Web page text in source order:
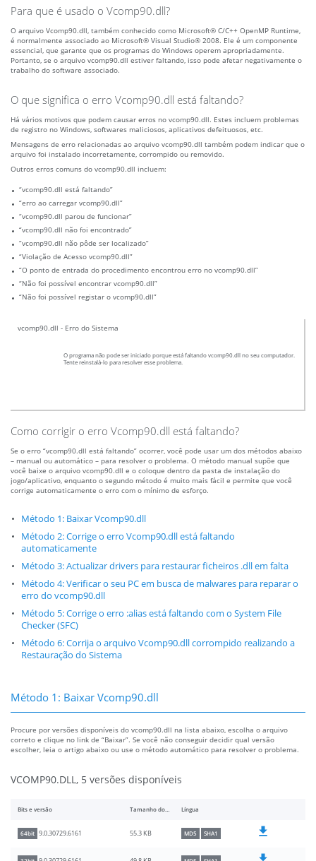
Para que é usado o Vcomp90.dll?
O arquivo Vcomp90.dll, também conhecido como Microsoft® C/C++ OpenMP Runtime,
é normalmente associado ao Microsoft® Visual Studio® 2008. Ele é um componente
essencial, que garante que os programas do Windows operem apropriadamente.
Portanto, se o arquivo vcomp90.dll estiver faltando, isso pode afetar negativamente o
trabalho do software associado.
O que significa o erro Vcomp90.dll está faltando?
Há vários motivos que podem causar erros no vcomp90.dll. Estes incluem problemas
de registro no Windows, softwares maliciosos, aplicativos defeituosos, etc.
Mensagens de erro relacionadas ao arquivo vcomp90.dll também podem indicar que o
arquivo foi instalado incorretamente, corrompido ou removido.
Outros erros comuns do vcomp90.dll incluem:
“vcomp90.dll está faltando”
“erro ao carregar vcomp90.dll”
“vcomp90.dll parou de funcionar”
“vcomp90.dll não foi encontrado”
“vcomp90.dll não pôde ser localizado”
“Violação de Acesso vcomp90.dll”
“O ponto de entrada do procedimento encontrou erro no vcomp90.dll”
“Não foi possível encontrar vcomp90.dll”
“Não foi possível registar o vcomp90.dll”
vcomp90.dll - Erro do Sistema
O programa não pode ser iniciado porque está faltando vcomp90.dll no seu computador.
Tente reinstalá-lo para resolver esse problema.
Como corrigir o erro Vcomp90.dll está faltando?
Se o erro “vcomp90.dll está faltando” ocorrer, você pode usar um dos métodos abaixo
– manual ou automático – para resolver o problema. O método manual supõe que
você baixe o arquivo vcomp90.dll e o coloque dentro da pasta de instalação do
jogo/aplicativo, enquanto o segundo método é muito mais fácil e permite que você
corrige automaticamente o erro com o mínimo de esforço.
Método 1: Baixar Vcomp90.dll
Método 2: Corrige o erro Vcomp90.dll está faltando
automaticamente
Método 3: Actualizar drivers para restaurar ficheiros .dll em falta
Método 4: Verificar o seu PC em busca de malwares para reparar o
erro do vcomp90.dll
Método 5: Corrige o erro :alias está faltando com o System File
Checker (SFC)
Método 6: Corrija o arquivo Vcomp90.dll corrompido realizando a
Restauração do Sistema
Método 1: Baixar Vcomp90.dll
Procure por versões disponíveis do vcomp90.dll na lista abaixo, escolha o arquivo
correto e clique no link de “Baixar”. Se você não conseguir decidir qual versão
escolher, leia o artigo abaixo ou use o método automático para resolver o problema.
VCOMP90.DLL, 5 versões disponíveis
Bits e versão Tamanho do arquivo Língua
64bit 9.0.30729.6161 55.3 KB MD5 SHA1